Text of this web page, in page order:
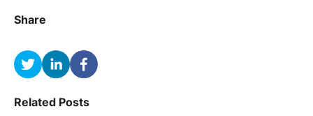
Share
Related Posts